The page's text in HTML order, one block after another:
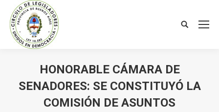
Search:
HONORABLE CÁMARA DE
SENADORES: SE CONSTITUYÓ LA
COMISIÓN DE ASUNTOS